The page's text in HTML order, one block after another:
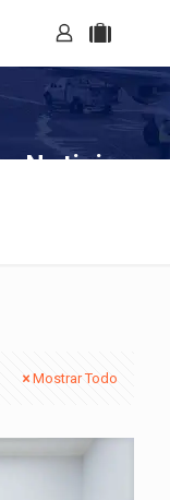
Noticias
Mostrar Todo